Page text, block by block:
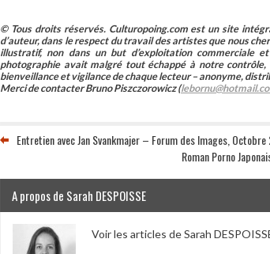
© Tous droits réservés. Culturopoing.com est un site
d’auteur, dans le respect du travail des artistes que nous
illustratif, non dans un but d’exploitation commerciale
photographie avait malgré tout échappé à notre
bienveillance et vigilance de chaque lecteur – anonyme,
Merci de contacter Bruno Piszczorowicz (
Entretien avec Jan Svankmajer – Forum des Images, Octobre
Roman Porno
A propos de Sarah DESPOISSE
Voir les articles de Sarah